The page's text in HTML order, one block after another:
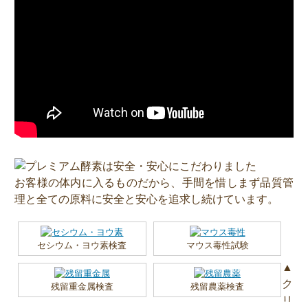
お客様の体内に入るものだから、手間を惜しまず品質管
理と全ての原料に安全と安心を追求し続けています。
セシウム・ヨウ素検査 マウス毒性試験
残留重金属検査 残留農薬検査
▲
ク